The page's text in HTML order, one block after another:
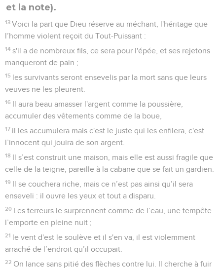
et la note).
13 Voici la part que Dieu réserve au méchant, l'héritage que
l’homme violent reçoit du Tout-Puissant :
14 s'il a de nombreux fils, ce sera pour l'épée, et ses rejetons
manqueront de pain ;
15 les survivants seront ensevelis par la mort sans que leurs
veuves ne les pleurent.
16 Il aura beau amasser l'argent comme la poussière,
accumuler des vêtements comme de la boue,
17 il les accumulera mais c'est le juste qui les enfilera, c'est
l’innocent qui jouira de son argent.
18 Il s’est construit une maison, mais elle est aussi fragile que
celle de la teigne, pareille à la cabane que se fait un gardien.
19 Il se couchera riche, mais ce n’est pas ainsi qu’il sera
enseveli : il ouvre les yeux et tout a disparu.
20 Les terreurs le surprennent comme de l’eau, une tempête
l’emporte en pleine nuit ;
21 le vent d'est le soulève et il s'en va, il est violemment
arraché de l’endroit qu’il occupait.
22 On lance sans pitié des flèches contre lui. Il cherche à fuir